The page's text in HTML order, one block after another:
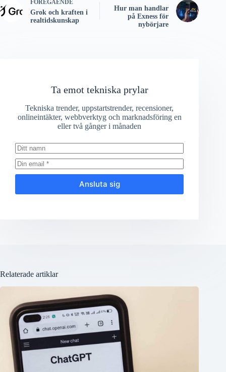
FÖREGÅENDE
Grok och kraften i
realtidskunskap
Hur man handlar
på Exness för
nybörjare
Ta emot tekniska prylar
Tekniska trender, uppstartstrender, recensioner,
onlineintäkter, webbverktyg och marknadsföring en
eller två gånger i månaden
Ansluta sig
Relaterade artiklar